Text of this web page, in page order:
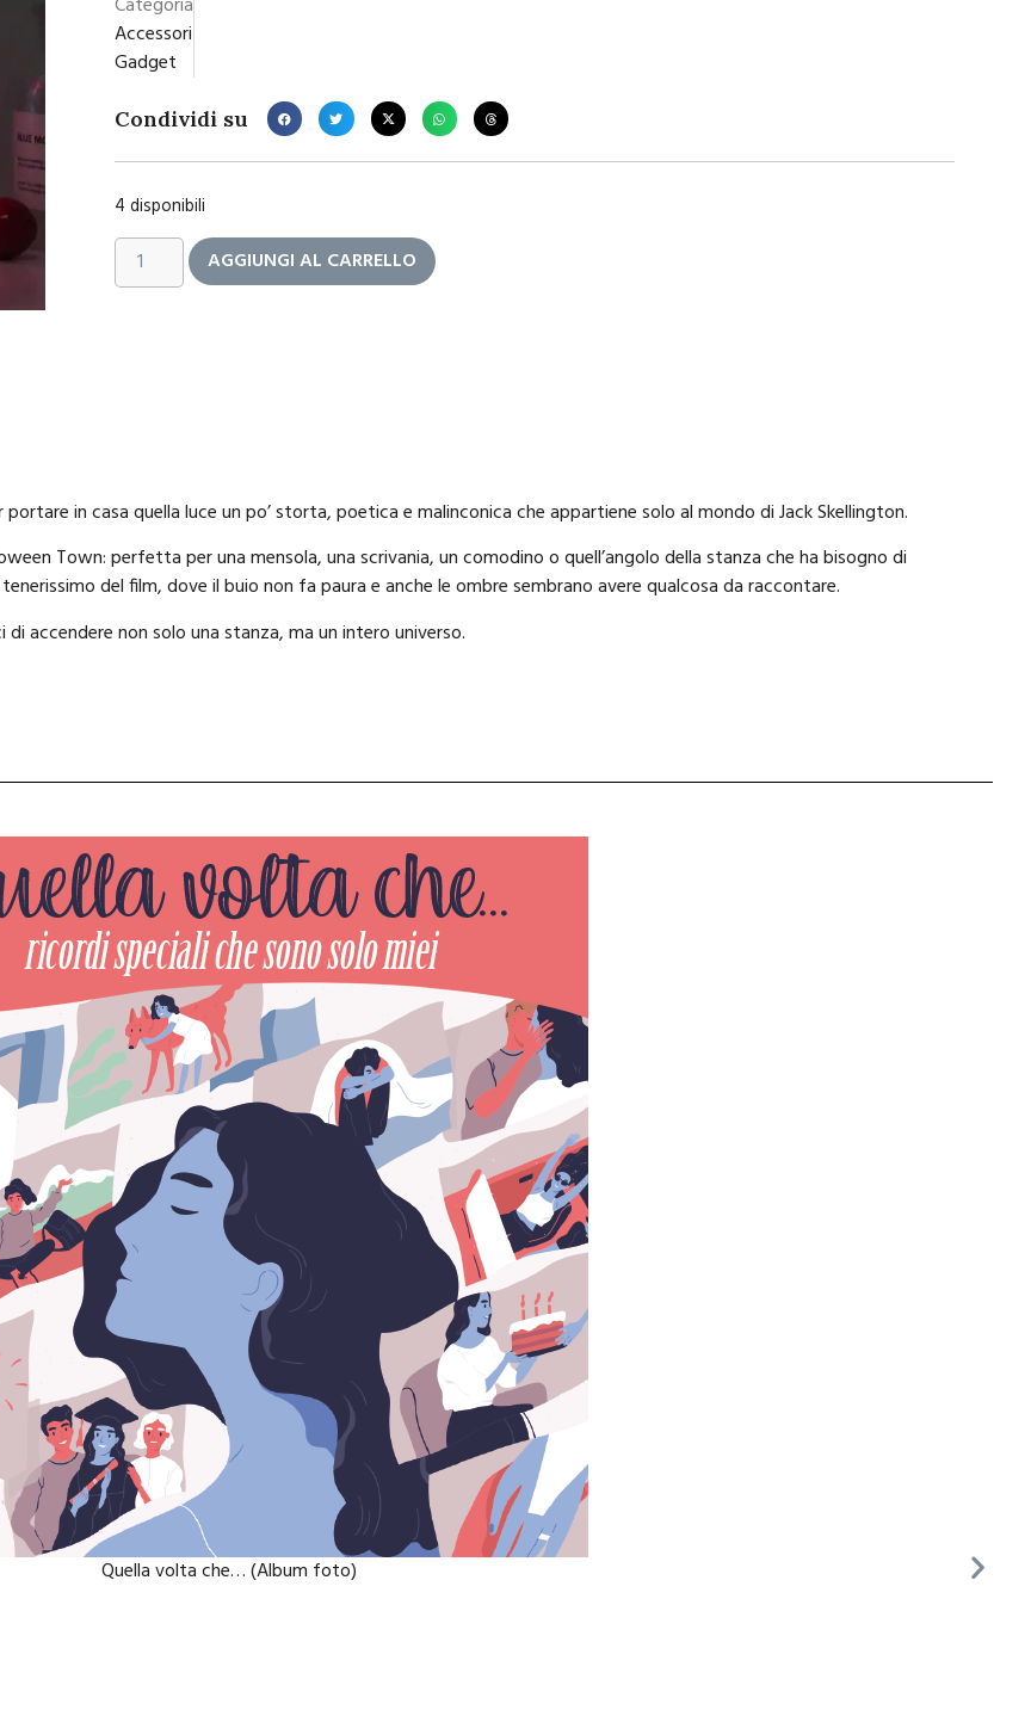
Accessori
Gadget
Condividi su
4 disponibili
AGGIUNGI AL CARRELLO
in casa quella luce un po’ storta, poetica e malinconica che appartiene solo al mondo di Jack Skellington.
Town: perfetta per una mensola, una scrivania, un comodino o quell’angolo della stanza che ha bisogno di
del film, dove il buio non fa paura e anche le ombre sembrano avere qualcosa da raccontare.
accendere non solo una stanza, ma un intero universo.
Quella volta che… (Album foto)